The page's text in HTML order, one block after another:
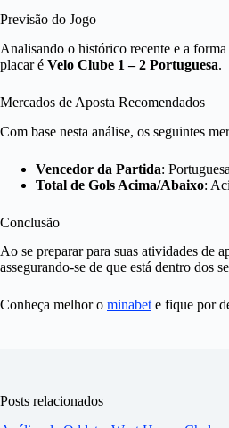
Previsão do Jogo
Analisando o histórico recente e a
placar é Velo Clube 1 – 2 Portuguesa.
Mercados de Aposta Recomendados
Com base nesta análise, os seguintes
Vencedor da Partida:
Total de Gols Acima/Abaixo:
Conclusão
Ao se preparar para suas atividades de
assegurando-se de que está dentro dos
Conheça melhor o minabet e fique por
Posts relacionados